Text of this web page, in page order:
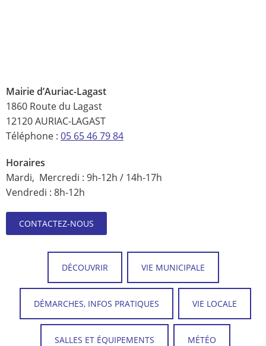
Mairie d’Auriac-Lagast
1860 Route du Lagast
12120 AURIAC-LAGAST
Téléphone : 05 65 46 79 84
Horaires
Mardi, Mercredi : 9h-12h / 14h-17h
Vendredi : 8h-12h
CONTACTEZ-NOUS
DÉCOUVRIR VIE MUNICIPALE
DÉMARCHES, INFOS PRATIQUES VIE LOCALE
SALLES ET ÉQUIPEMENTS MÉTÉO